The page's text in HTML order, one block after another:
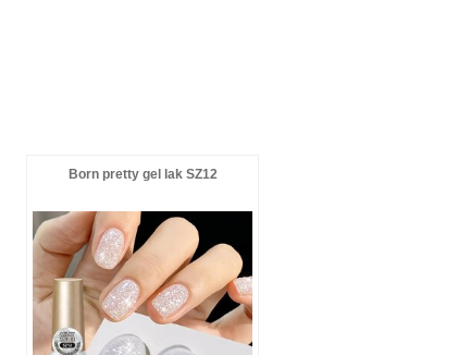
Born pretty gel lak SZ12